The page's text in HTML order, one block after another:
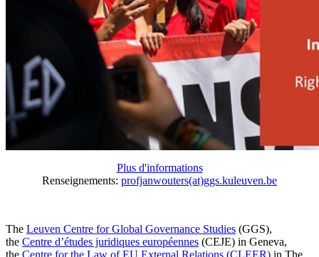
Plus d'informations
Renseignements: profjanwouters(at)ggs.kuleuven.be
The Leuven Centre for Global Governance Studies (GGS),
the Centre d’études juridiques européennes (CEJE) in Geneva,